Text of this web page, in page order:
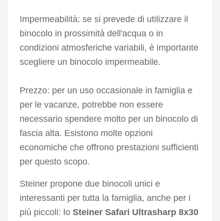
Impermeabilità: se si prevede di utilizzare il
binocolo in prossimità dell'acqua o in
condizioni atmosferiche variabili, è importante
scegliere un binocolo impermeabile.
Prezzo: per un uso occasionale in famiglia e
per le vacanze, potrebbe non essere
necessario spendere molto per un binocolo di
fascia alta. Esistono molte opzioni
economiche che offrono prestazioni sufficienti
per questo scopo.
Steiner propone due binocoli unici e
interessanti per tutta la famiglia, anche per i
più piccoli: lo Steiner Safari Ultrasharp 8x30